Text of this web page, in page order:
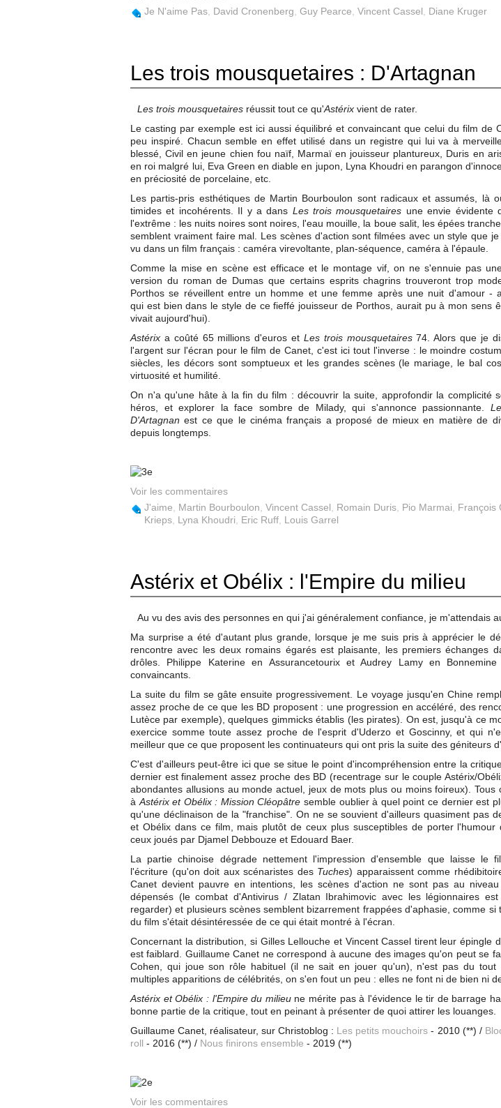
Je N'aime Pas David Cronenberg Guy Pearce Vincent Cassel Diane Kruger
Les trois mousquetaires : D'Artagnan
Les trois mousquetaires réussit tout ce qu'Astérix vient de rater.
Le casting par exemple est ici aussi équilibré et convaincant que celui du film de
peu inspiré. Chacun semble en effet utilisé dans un registre qui lui va à
blessé, Civil en jeune chien fou naïf, Marmaï en jouisseur plantureux, Duris en
en roi malgré lui, Eva Green en diable en jupon, Lyna Khoudri en parangon
en préciosité de porcelaine, etc.
Les partis-pris esthétiques de Martin Bourboulon sont radicaux et assumés, là
timides et incohérents. Il y a dans Les trois mousquetaires une envie évidente
l'extrême : les nuits noires sont noires, l'eau mouille, la boue salit, les épées
semblent vraiment faire mal. Les scènes d'action sont filmées avec un style que
vu dans un film français : caméra virevoltante, plan-séquence, caméra à l'épaule.
Comme la mise en scène est efficace et le montage vif, on ne s'ennuie pas
version du roman de Dumas que certains esprits chagrins trouveront trop
Porthos se réveillent entre un homme et une femme après une nuit d'amour -
qui est bien dans le style de ce fieffé jouisseur de Porthos, aurait pu à mon sens
vivait aujourd'hui).
Astérix a coûté 65 millions d'euros et Les trois mousquetaires74. Alors que je
l'argent sur l'écran pour le film de Canet, c'est ici tout l'inverse : le moindre
siècles, les décors sont somptueux et les grandes scènes (le mariage, le bal
virtuosité et humilité.
On n'a qu'une hâte à la fin du film : découvrir la suite, approfondir la complicité
héros, et explorer la face sombre de Milady, qui s'annonce passionnante.
D'Artagnan est ce que le cinéma français a proposé de mieux en matière de
depuis longtemps.
Voir les commentaires
J'aime
Martin Bourboulon Vincent Cassel Romain Duris Pio Marmai François
Krieps Lyna Khoudri Eric Ruff Louis Garrel
Astérix et Obélix : l'Empire du milieu
Au vu des avis des personnes en qui j'ai généralement confiance, je m'attendais
Ma surprise a été d'autant plus grande, lorsque je me suis pris à apprécier le
rencontre avec les deux romains égarés est plaisante, les premiers échanges
drôles. Philippe Katerine en Assurancetourix et Audrey Lamy en
convaincants.
La suite du film se gâte ensuite progressivement. Le voyage jusqu'en Chine
assez proche de ce que les BD proposent : une progression en accéléré, des
Lutèce par exemple), quelques gimmicks établis (les pirates). On est, jusqu'à ce
exercice somme toute assez proche de l'esprit d'Uderzo et Goscinny, et qui
meilleur que ce que proposent les continuateurs qui ont pris la suite des géniteurs
C'est d'ailleurs peut-être ici que se situe le point d'incompréhension entre la
dernier est finalement assez proche des BD (recentrage sur le couple Astérix/
abondantes allusions au monde actuel, jeux de mots plus ou moins foireux). Tous
à Astérix et Obélix : Mission Cléopâtre semble oublier à quel point ce dernier est
qu'une déclinaison de la "franchise". On ne se souvient d'ailleurs quasiment pas
et Obélix dans ce film, mais plutôt de ceux plus susceptibles de porter l'humour
ceux joués par Djamel Debbouze et Edouard Baer.
La partie chinoise dégrade nettement l'impression d'ensemble que laisse le
l'écriture (qu'on doit aux scénaristes des Tuches) apparaissent comme
Canet devient pauvre en intentions, les scènes d'action ne sont pas au
dépensés (le combat d'Antivirus / Zlatan Ibrahimovic avec les légionnaires
regarder) et plusieurs scènes semblent bizarrement frappées d'aphasie, comme si
du film s'était désintéressée de ce qui était montré à l'écran.
Concernant la distribution, si Gilles Lellouche et Vincent Cassel tirent leur épingle
est faiblard. Guillaume Canet ne correspond à aucune des images qu'on peut se
Cohen, qui joue son rôle habituel (il ne sait en jouer qu'un), n'est pas du tout
multiples apparitions de célébrités, on s'en fout un peu : elles ne font ni de bien ni
Astérix et Obélix : l'Empire du milieu ne mérite pas à l'évidence le tir de barrage
bonne partie de la critique, tout en peinant à présenter de quoi attirer les louanges.
Guillaume Canet, réalisateur, sur Christoblog : Les petits mouchoirs - 2010 (**) /
roll - 2016 (**) / Nous finirons ensemble - 2019 (**)
Voir les commentaires